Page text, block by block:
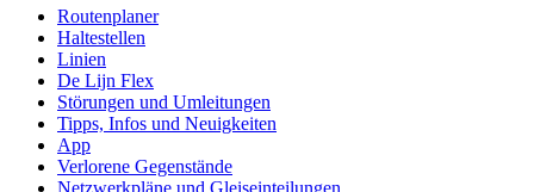
Routenplaner
Haltestellen
Linien
De Lijn Flex
Störungen und Umleitungen
Tipps, Infos und Neuigkeiten
App
Verlorene Gegenstände
Netzwerkpläne und Gleiseinteilungen